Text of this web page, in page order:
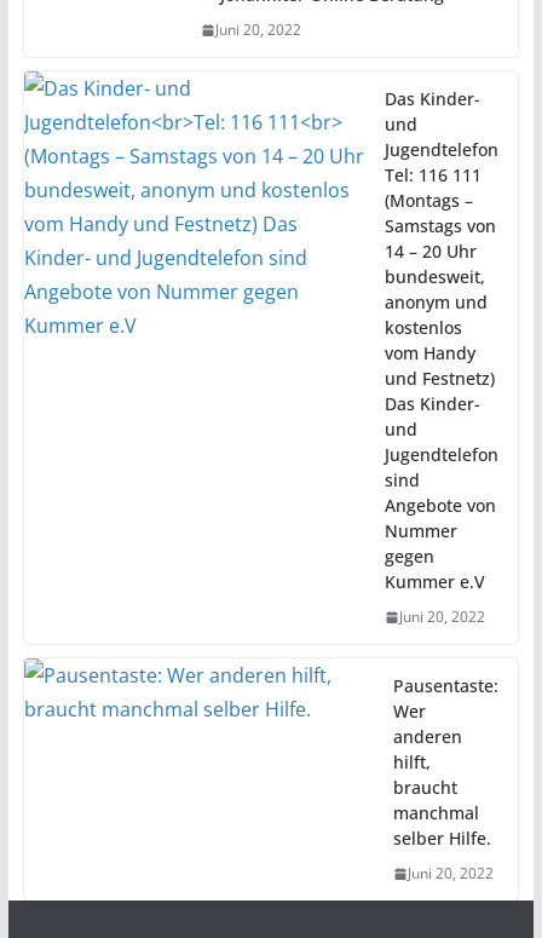
Juni 20, 2022
Das Kinder-
und
Jugendtelefon
Tel: 116 111
(Montags –
Samstags von
14 – 20 Uhr
bundesweit,
anonym und
kostenlos
vom Handy
und Festnetz)
Das Kinder-
und
Jugendtelefon
sind
Angebote von
Nummer
gegen
Kummer e.V
Juni 20, 2022
Pausentaste:
Wer
anderen
hilft,
braucht
manchmal
selber Hilfe.
Juni 20, 2022